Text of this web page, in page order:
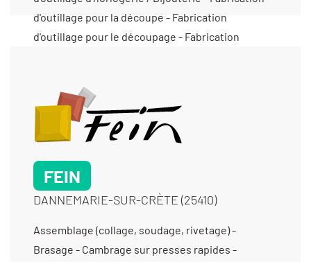
FEIN
DANNEMARIE-SUR-CRÈTE (25410)
Assemblage (collage, soudage, rivetage) -
Brasage - Cambrage sur presses rapides -